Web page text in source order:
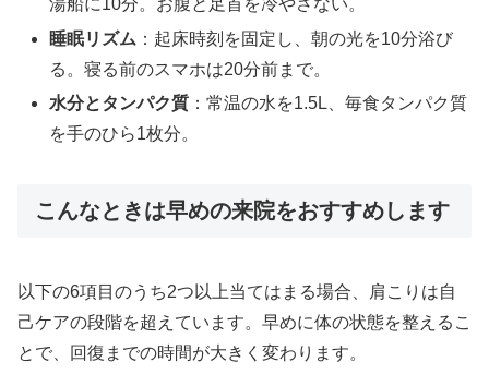
湯船に10分。お腹と足首を冷やさない。
睡眠リズム ：起床時刻を固定し、朝の光を10分浴び
る。寝る前のスマホは20分前まで。
水分とタンパク質 ：常温の水を1.5L、毎食タンパク質
を手のひら1枚分。
こんなときは早めの来院をおすすめします
以下の6項目のうち2つ以上当てはまる場合、肩こりは自
己ケアの段階を超えています。早めに体の状態を整えるこ
とで、回復までの時間が大きく変わります。